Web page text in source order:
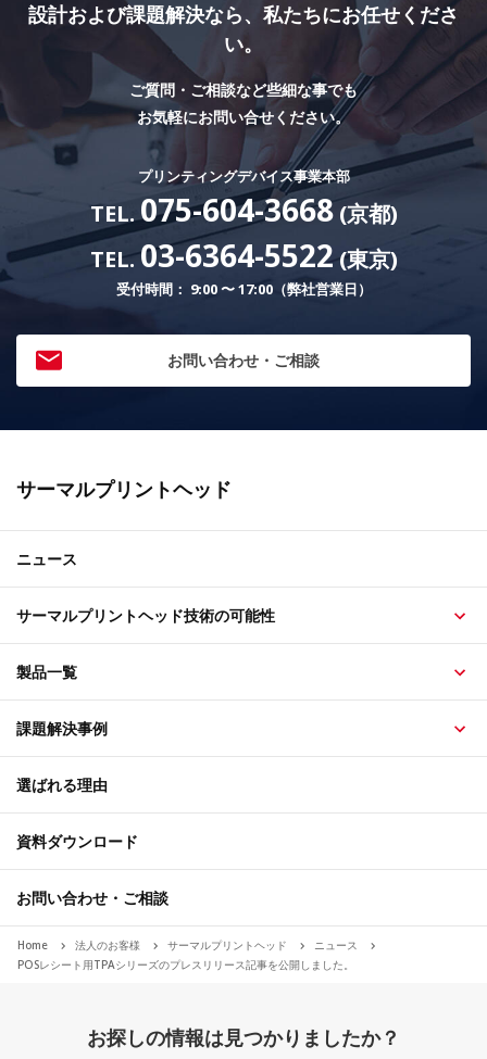
設計および課題解決なら、私たちにお任せくださ
い。
ご質問・ご相談など些細な事でも
お気軽にお問い合せください。
プリンティングデバイス事業本部
TEL.075-604-3668(京都)
TEL.03-6364-5522(東京)
受付時間： 9:00 〜 17:00（弊社営業日）
お問い合わせ・ご相談
サーマルプリントヘッド
ニュース
サーマルプリントヘッド技術の可能性
製品一覧
課題解決事例
選ばれる理由
資料ダウンロード
お問い合わせ・ご相談
Home 法人のお客様 サーマルプリントヘッド
ニュース
POSレシート用TPAシリーズのプレスリリース記事を公開しました。
お探しの情報は見つかりましたか？